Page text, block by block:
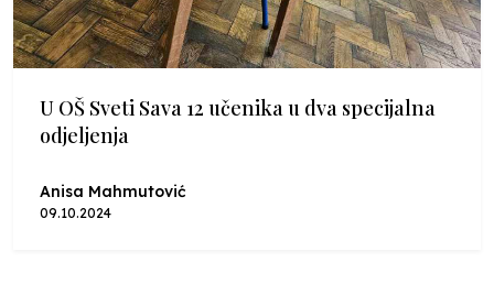
U OŠ Sveti Sava 12 učenika u dva specijalna
odjeljenja
Anisa Mahmutović
09.10.2024